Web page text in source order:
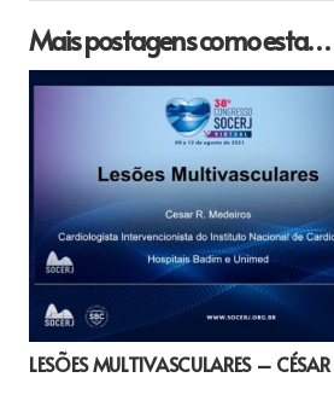
Mais postagens como esta…
LESÕES MULTIVASCULARES –